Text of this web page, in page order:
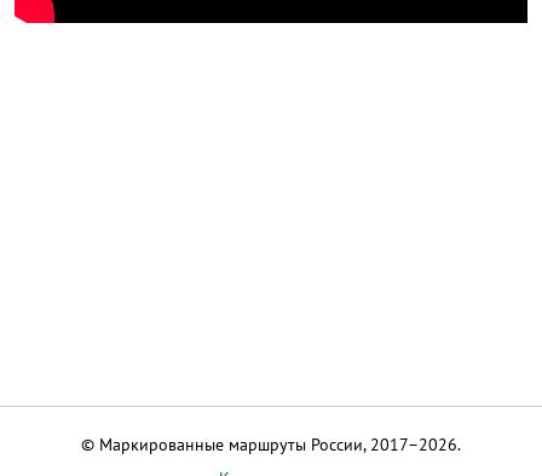
© Маркированные маршруты России, 2017–2026.